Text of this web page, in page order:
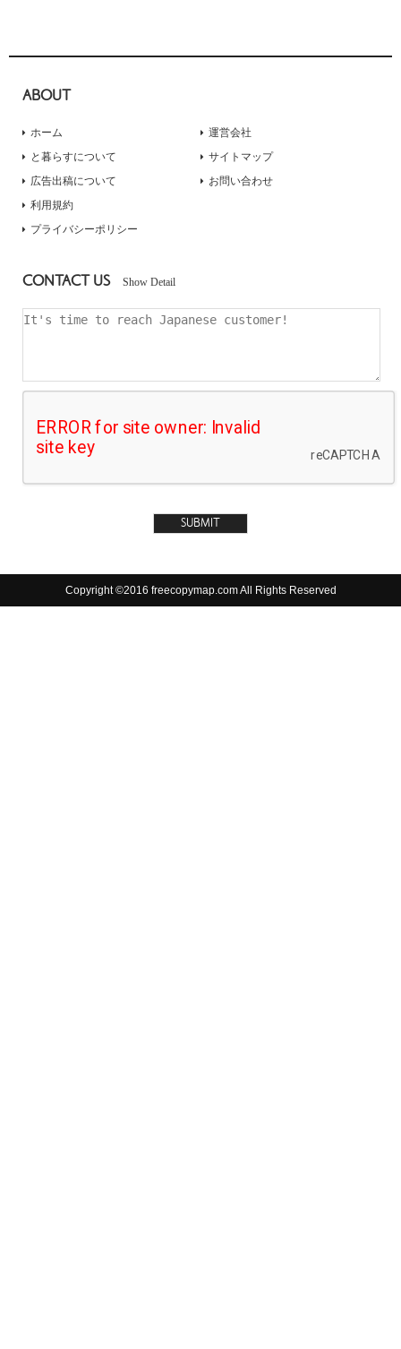
ABOUT
ホーム
と暮らすについて
広告出稿について
運営会社
サイトマップ
お問い合わせ
利用規約
プライバシーポリシー
CONTACT US Show Detail
Copyright ©2016 freecopymap.com All Rights Reserved